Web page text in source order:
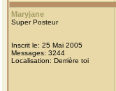
Maryjane
Super Posteur
Inscrit le: 25 Mai 2005
Messages: 3244
Localisation: Derrière toi